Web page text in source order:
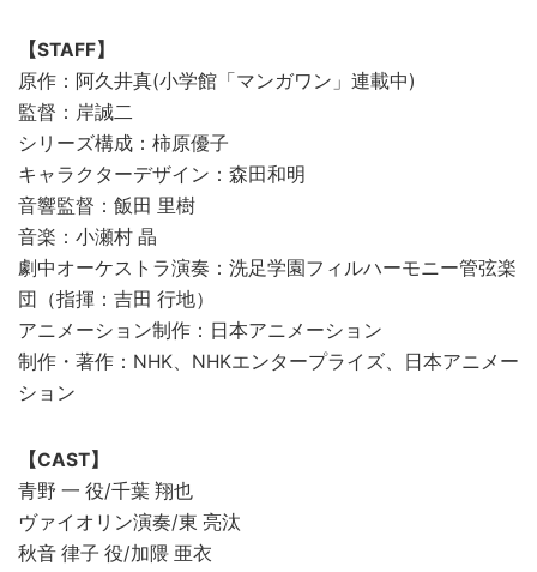
【STAFF】
原作：阿久井真(小学館「マンガワン」連載中)
監督：岸誠二
シリーズ構成：柿原優子
キャラクターデザイン：森田和明
音響監督：飯田 里樹
音楽：小瀬村 晶
劇中オーケストラ演奏：洗足学園フィルハーモニー管弦楽
団（指揮：吉田 行地）
アニメーション制作：日本アニメーション
制作・著作：NHK、NHKエンタープライズ、日本アニメー
ション
【CAST】
青野 一 役/千葉 翔也
ヴァイオリン演奏/東 亮汰
秋音 律子 役/加隈 亜衣